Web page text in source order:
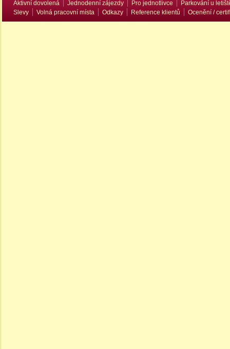
Aktivní dovolená Jednodenní zájezdy Pro jednotlivce
Parkování u
Slevy
Volná pracovní místa Odkazy Reference klientů Ocenění /